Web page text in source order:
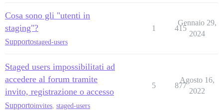
Cosa sono gli "utenti in
staging"?
Supportostaged-users
1 415
Gennaio 29,
2024
Staged users impossibilitati ad
accedere al forum tramite
invito, registrazione o accesso
Supportoinvites staged-users
5 877
Agosto 16,
2022